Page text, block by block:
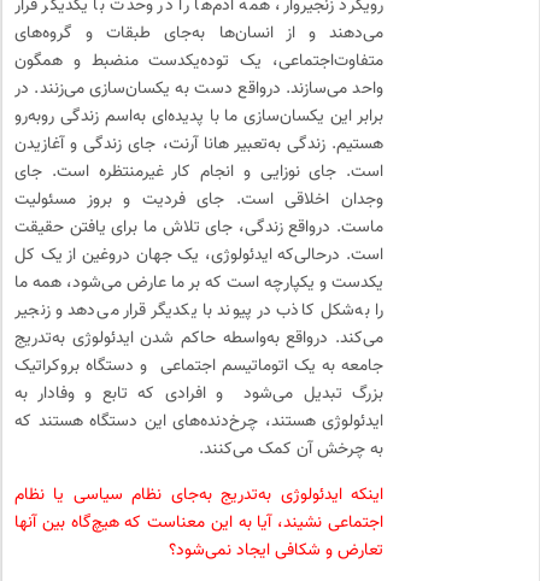
رویکرد زنجیروار، همه آدم‌ها را در وحدت با یکدیگر قرار
می‌دهند و از انسان‌ها به‌جای طبقات و گروه‌های
متفاوت‌اجتماعی، یک توده‌یکدست منضبط و همگون
واحد می‌سازند. درواقع دست به یکسان‌سازی می‌زنند. در
برابر این یکسان‌سازی ما با پدیده‌ای به‌اسم زندگی روبه‌رو
هستیم. زندگی به‌تعبیر هانا آرنت، جای زندگی و آغازیدن
است. جای نوزایی و انجام کار غیرمنتظره است. جای
وجدان اخلاقی است. جای فردیت و بروز مسئولیت
ماست. درواقع زندگی، جای تلاش ما برای یافتن حقیقت
است. درحالی‌که ایدئولوژی، یک جهان دروغین از یک کل
یکدست و یکپارچه است که بر ما عارض می‌شود، همه ما
را به‌شکل کاذب در پیوند با یکدیگر قرار می‌دهد و زنجیر
می‌کند. درواقع به‌واسطه حاکم شدن ایدئولوژی به‌تدریج
جامعه به یک اتوماتیسم اجتماعی و دستگاه بروکراتیک
بزرگ تبدیل می‌شود و افرادی که تابع و وفادار به
ایدئولوژی هستند، چرخ‌دنده‌های این دستگاه هستند که
به چرخش آن کمک می‌کنند.
اینکه ایدئولوژی به‌تدریج به‌جای نظام سیاسی یا نظام
اجتماعی نشیند، آیا به این معناست که هیچ‌گاه بین آنها
تعارض و شکافی ایجاد نمی‌شود؟